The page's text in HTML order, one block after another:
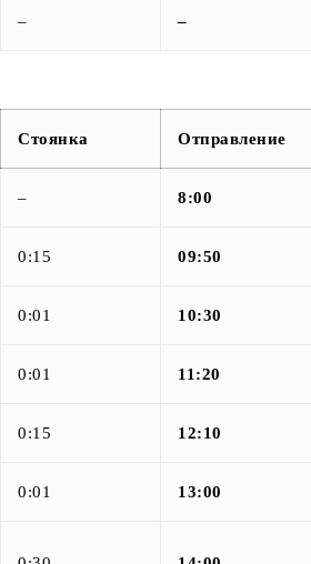
– –
Стоянка Отправление
– 8:00
0:15 09:50
0:01 10:30
0:01 11:20
0:15 12:10
0:01 13:00